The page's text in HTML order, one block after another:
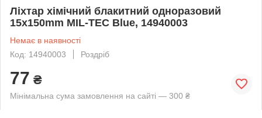
Ліхтар хімічний блакитний одноразовий
15х150mm MIL-TEC Blue, 14940003
Немає в наявності
Код: 14940003
Роздріб
77 ₴
Мінімальна сума замовлення на сайті — 300 ₴